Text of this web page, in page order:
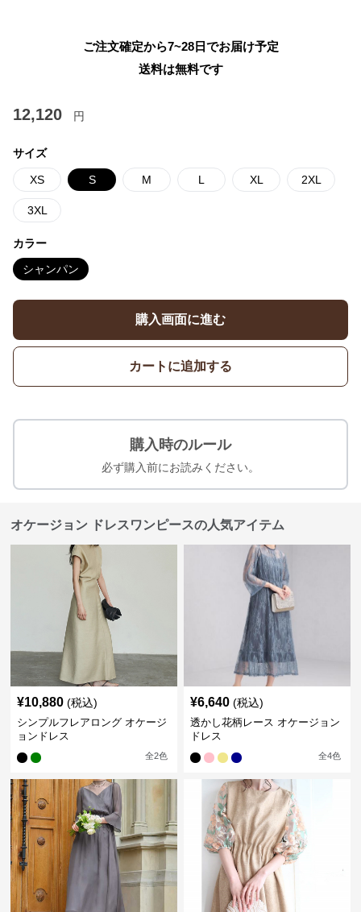
ご注文確定から7~28日でお届け予定
送料は無料です
12,120 円
サイズ
XS S M L XL 2XL
3XL
カラー
シャンパン
購入画面に進む
カートに追加する
購入時のルール
必ず購入前にお読みください。
オケージョン ドレスワンピースの人気アイテム
¥10,880 (税込)
シンプルフレアロング オケージ
ョンドレス
全2色
¥6,640 (税込)
透かし花柄レース オケージョン
ドレス
全4色